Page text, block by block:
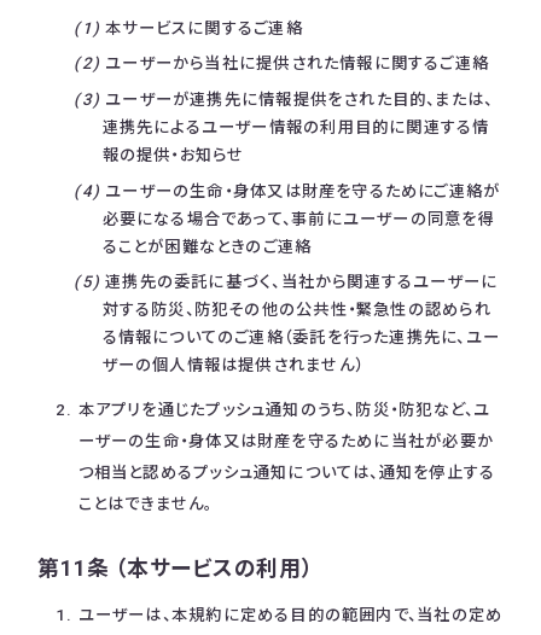
本サービスに関するご連絡
ユーザーから当社に提供された情報に関するご連絡
ユーザーが連携先に情報提供をされた目的、または、
連携先によるユーザー情報の利用目的に関連する情
報の提供・お知らせ
ユーザーの生命・身体又は財産を守るためにご連絡が
必要になる場合であって、事前にユーザーの同意を得
ることが困難なときのご連絡
連携先の委託に基づく、当社から関連するユーザーに
対する防災、防犯その他の公共性・緊急性の認められ
る情報についてのご連絡（委託を行った連携先に、ユー
ザーの個人情報は提供されません）
本アプリを通じたプッシュ通知のうち、防災・防犯など、ユ
ーザーの生命・身体又は財産を守るために当社が必要か
つ相当と認めるプッシュ通知については、通知を停止する
ことはできません。
第11条 （本サービスの利用）
ユーザーは、本規約に定める目的の範囲内で、当社の定め